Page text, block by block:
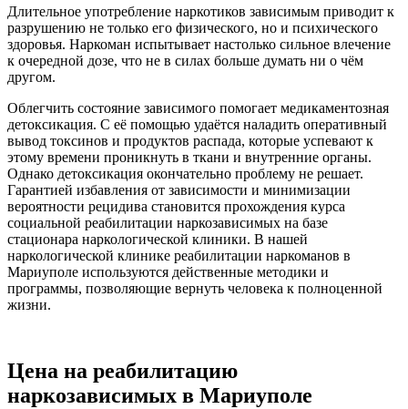
Длительное употребление наркотиков зависимым приводит к
разрушению не только его физического, но и психического
здоровья. Наркоман испытывает настолько сильное влечение
к очередной дозе, что не в силах больше думать ни о чём
другом.
Облегчить состояние зависимого помогает медикаментозная
детоксикация. С её помощью удаётся наладить оперативный
вывод токсинов и продуктов распада, которые успевают к
этому времени проникнуть в ткани и внутренние органы.
Однако детоксикация окончательно проблему не решает.
Гарантией избавления от зависимости и минимизации
вероятности рецидива становится прохождения курса
социальной реабилитации наркозависимых на базе
стационара наркологической клиники. В нашей
наркологической клинике реабилитации наркоманов в
Мариуполе используются действенные методики и
программы, позволяющие вернуть человека к полноценной
жизни.
Цена на реабилитацию
наркозависимых в Мариуполе